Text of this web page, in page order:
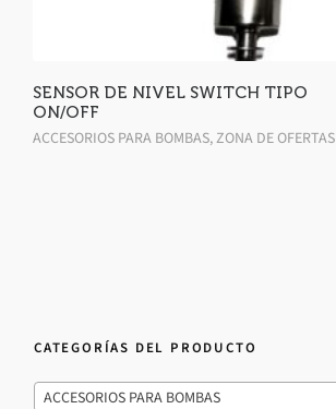
SENSOR DE NIVEL SWITCH TIPO
ON/OFF
ACCESORIOS PARA BOMBAS,ZONA DE OFERTAS
CATEGORÍAS DEL PRODUCTO
ACCESORIOS PARA BOMBAS